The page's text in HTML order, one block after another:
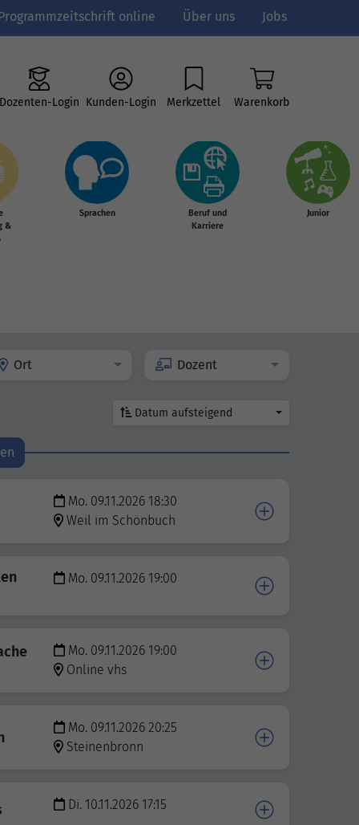
online Über uns Jobs
Dozenten-Login Kunden-Login Merkzettel Warenkorb
&
Sprachen
Beruf und
Karriere
Junior
Ort Dozent
Datum aufsteigend
Mo. 09.11.2026 18:30
Weil im Schönbuch
Mo. 09.11.2026 19:00
Mo. 09.11.2026 19:00
Online vhs
Mo. 09.11.2026 20:25
Steinenbronn
Di. 10.11.2026 17:15